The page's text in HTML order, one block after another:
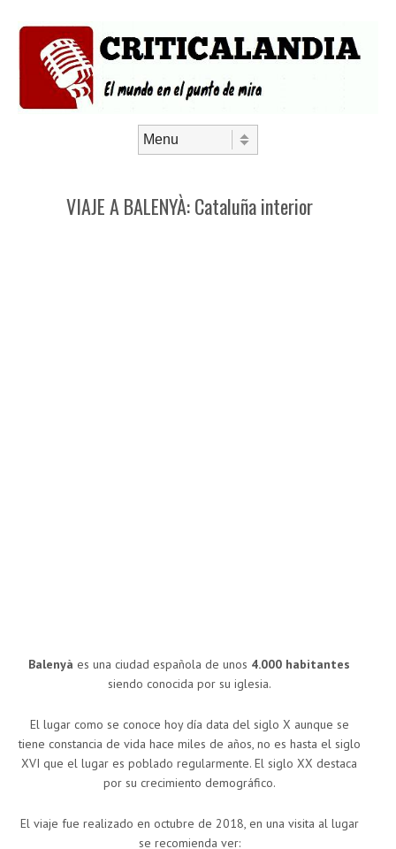
VIAJE A BALENYÀ: Cataluña interior
Balenyà es una ciudad española de unos 4.000 habitantes
siendo conocida por su iglesia.
El lugar como se conoce hoy día data del siglo X aunque se
tiene constancia de vida hace miles de años, no es hasta el siglo
XVI que el lugar es poblado regularmente. El siglo XX destaca
por su crecimiento demográfico.
El viaje fue realizado en octubre de 2018, en una visita al lugar
se recomienda ver: